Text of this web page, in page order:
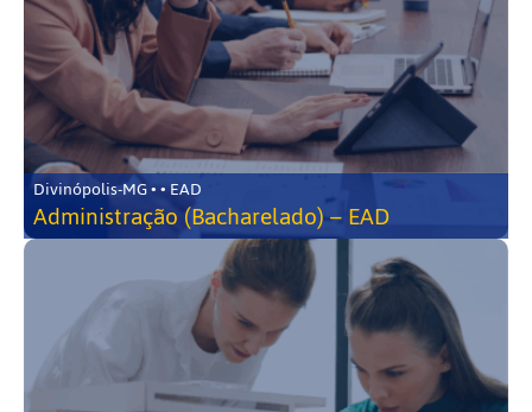
Divinópolis-MG • • EAD
Administração (Bacharelado) – EAD